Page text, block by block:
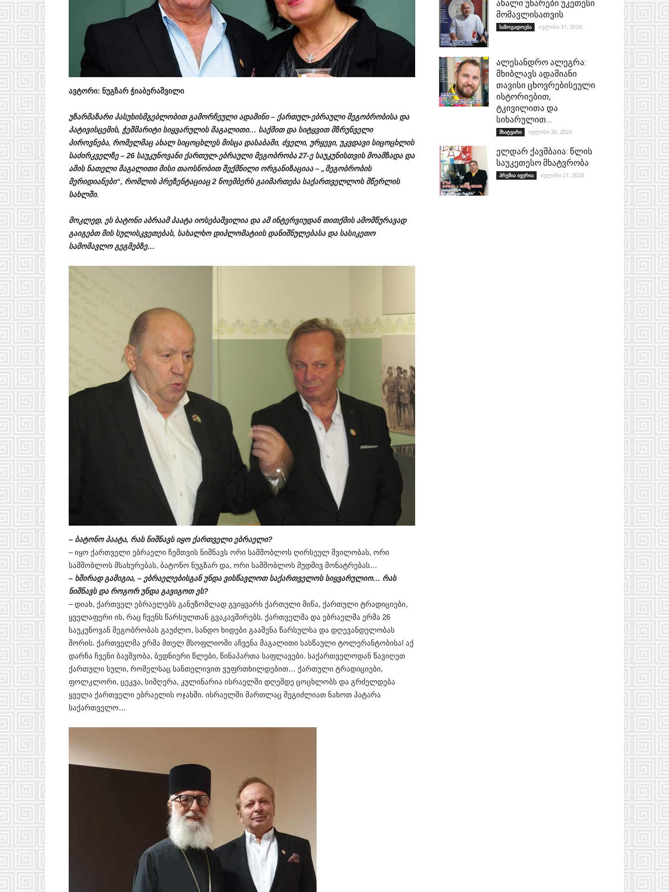
ავტორი: ნუგზარ ჭიაბერაშვილი
უზარმაზარი პასუხისმგებლობით გამორჩეული ადამინი – ქართულ-ებრაული მეგობრობისა და
პატივისცემის, ჭეშმარიტი სიყვარულის მაგალითი… საქმით და სიტყვით მზრუნველი
პიროვნება, რომელმაც ახალ სიცოცხლეს მისცა დასაბამი, ძველი, ურყევი, უკვდავი სიცოცხლის
საძირკველზე – 26 საუკუნოვანი ქართულ-ებრაული მეგობრობა 27-ე საუკუნისთვის მოამზადა და
ამის ნათელი მაგალითი მისი თაოსნობით შექმნილი ორგანიზაციაა – „მეგობრობის
მერიდიანები“, რომლის პრეზენტაციაც 2 ნოემბერს გაიმართება საქართველლოს მწერლის
სახლში.
მოკლედ, ეს ბატონი აბრაამ პაატა იოსებაშვილია და ამ ინტერვიუდან თითქმის ამომწურავად
გაიგებთ მის სულისკვეთებას, სახალხო დიპლომატიის დანიშნულებასა და სასიკეთო
სამომავლო გეგმებზე…
– ბატონო პაატა, რას ნიშნავს იყო ქართველი ებრაელი?
– იყო ქართველი ებრაელი ჩემთვის ნიშნავს ორი სამშობლოს ღირსეულ შვილობას, ორი
სამშობლოს მსახურებას, ბატონო ნუგზარ და, ორი სამშობლოს მუდმივ მონატრებას…
– ხშირად გამიგია, – ებრაელებისგან უნდა ვისწავლოთ საქართველოს სიყვარულიო… რას
ნიშნავს და როგორ უნდა გავიგოთ ეს?
– დიახ, ქართველ ებრაელებს განუზომლად გვიყვარს ქართული მიწა, ქართული ტრადიციები,
ყველაფერი ის, რაც ჩვენს წარსულთან გვაკავშირებს. ქართველმა და ებრაელმა ერმა 26
საუკუნოვან მეგობრობას გაუძლო, სანდო ხიდები გააშენა წარსულსა და დღევანდელობას
შორის. ქართველმა ერმა მთელ მსოფლიოში აჩვენა მაგალითი სასწაული ტოლერანტობისა! აქ
დარჩა ჩვენი ბავშვობა, ბედნიერი წლები, წინაპართა საფლავები. საქართველოდან წავიღეთ
ქართული სული, რომელსაც სანთელივით ვუფრთხილდებით… ქართული ტრადიციები,
ფოლკლორი, ცეკვა, სიმღერა, კულინარია ისრაელში დღემდე ცოცხლობს და გრძელდება
ყველა ქართველი ებრაელის ოჯახში. ისრაელში მართლაც შეგიძლიათ ნახოთ პატარა
საქართველო…
ახალი უნარები უკეთესი
მომავლისათვის
საზოგადოება ივლისი 31, 2026
ალესანდრო ალეგრა:
მხიბლავს ადამიანი
თავისი ცხოვრებისეული
ისტორიებით,
ტკივილითა და
სიხარულით…
მხატვარი ივლისი 30, 2026
ელდარ ქავშბაია: წლის
საუკეთესო მხატვრობა
პრემია ივერია ივლისი 21, 2026